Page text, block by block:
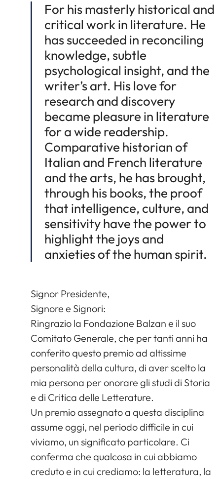
For his masterly historical and
critical work in literature. He
has succeeded in reconciling
knowledge, subtle
psychological insight, and the
writer’s art. His love for
research and discovery
became pleasure in literature
for a wide readership.
Comparative historian of
Italian and French literature
and the arts, he has brought,
through his books, the proof
that intelligence, culture, and
sensitivity have the power to
highlight the joys and
anxieties of the human spirit.
Signor Presidente,
Signore e Signori:
Ringrazio la Fondazione Balzan e il suo
Comitato Generale, che per tanti anni ha
conferito questo premio ad altissime
personalità della cultura, di aver scelto la
mia persona per onorare gli studi di Storia
e di Critica delle Letterature.
Un premio assegnato a questa disciplina
assume oggi, nel periodo difficile in cui
viviamo, un significato particolare. Ci
conferma che qualcosa in cui abbiamo
creduto e in cui crediamo: la letteratura, la